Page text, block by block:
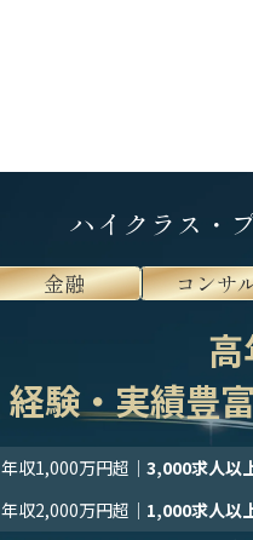
ハイクラス・
金融 コンサ
経験・実績豊
年収1,000万円超 ｜3,000求人以
年収2,000万円超 ｜ 1,000求人以